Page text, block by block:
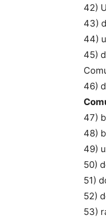
42)
43)
44)
45)
46)
47)
48)
49)
50)
51)
52)
53)